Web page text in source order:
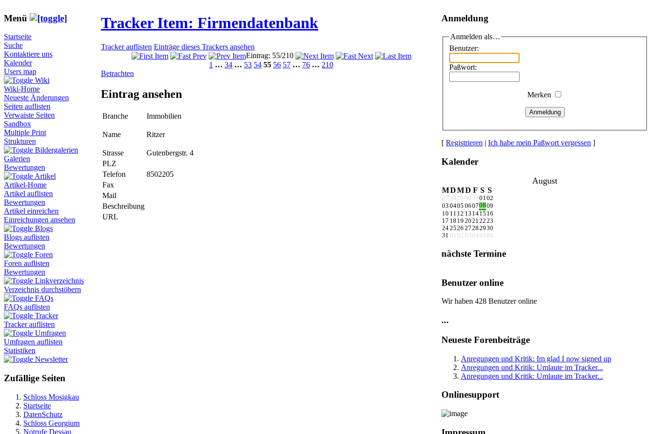
Menü
Startseite
Suche
Kontaktiere uns
Kalender
Users map
Wiki
Wiki-Home
Neueste Änderungen
Seiten auflisten
Verwaiste Seiten
Sandbox
Multiple Print
Strukturen
Bildergalerien
Galerien
Bewertungen
Artikel
Artikel-Home
Artikel auflisten
Bewertungen
Artikel einreichen
Einreichungen ansehen
Blogs
Blogs auflisten
Bewertungen
Foren
Foren auflisten
Bewertungen
Linkverzeichnis
Verzeichnis durchstöbern
FAQs
FAQs auflisten
Tracker
Tracker auflisten
Umfragen
Umfragen auflisten
Statistiken
Newsletter
Zufällige Seiten
Schloss Mosigkau
Startseite
DatenSchutz
Schloss Georgium
Notrufe Dessau
Tracker Item: Firmendatenbank
Tracker auflisten Einträge dieses Trackers ansehen
Eintrag: 55/210
1 … 34 … 53 54 55 56 57 … 76 … 210
Betrachten
Eintrag ansehen
Branche Immobilien
Name Ritzer
Strasse
Gutenbergstr. 4
PLZ
Telefon
8502205
Fax
Mail
Beschreibung
URL
Anmeldung
Anmelden als…
Benutzer:
Paßwort:
Merken
Anmeldung
[ Registrieren | Ich habe mein Paßwort vergessen ]
Kalender
August
MDMD F S S
27 28 29 30 31 0102
03 0405 06070809
10 11 12 13 1415 16
17 18 19 20212223
242526 27282930
31 01 02 03 04 05 06
nächste Termine
Benutzer online
Wir haben 428 Benutzer online
...
Neueste Forenbeiträge
Anregungen und Kritik: Im glad I now signed up
Anregungen und Kritik: Umlaute im Tracker...
Anregungen und Kritik: Umlaute im Tracker...
Onlinesupport